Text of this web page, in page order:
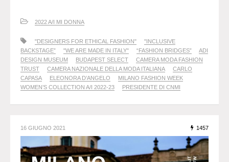
2022 A/I MI DONNA
"DESIGNERS FOR ETHICAL FASHION"
"INCLUSIVE
BACKSTAGE”
"WE ARE MADE IN ITALY" “FASHION BRIDGES”
ADI
DESIGN MUSEUM
BUDAPEST SELECT
CAMERA MODA FASHION
TRUST
CAMERA NAZIONALE DELLA MODA ITALIANA
CARLO
CAPASA
ELEONORA D’ANGELO
MILANO FASHION WEEK
WOMEN’S COLLECTION A/I 2022-23
PRESIDENTE DI CNMI
16 GIUGNO 2021 1457